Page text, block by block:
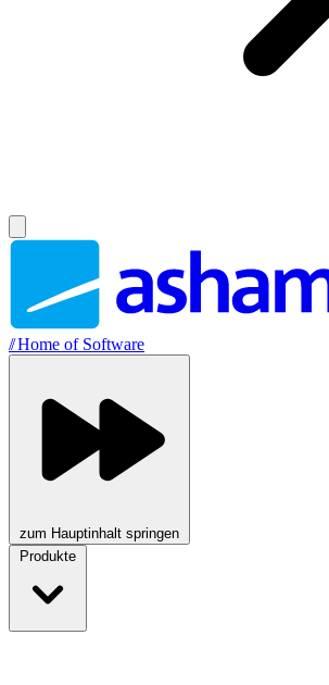
//Home of Software
zum Hauptinhalt springen
Produkte